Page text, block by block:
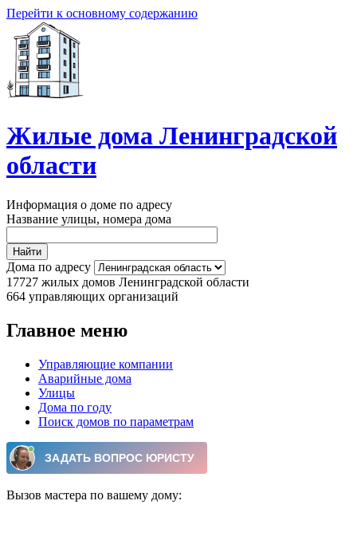
Перейти к основному содержанию
Жилые дома Ленинградской
области
Информация о доме по адресу
Название улицы, номера дома
Дома по адресу
17727 жилых домов Ленинградской области
664 управляющих организаций
Главное меню
Управляющие компании
Аварийные дома
Улицы
Дома по году
Поиск домов по параметрам
Вызов мастера по вашему дому: